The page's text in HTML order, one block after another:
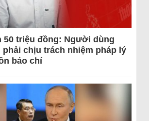
50 triệu đồng: Người dùng
phải chịu trách nhiệm pháp lý
báo chí